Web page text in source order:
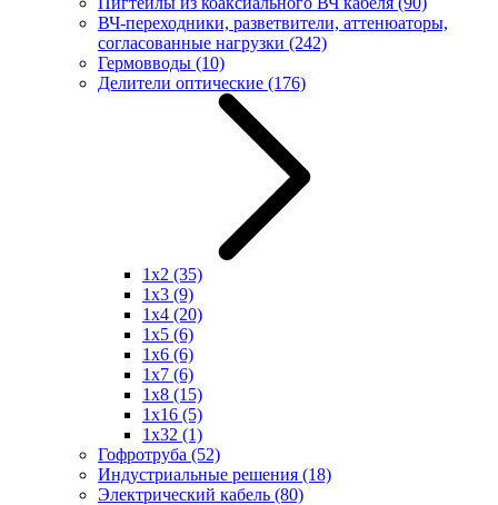
ВЧ-переходники, разветвители, аттенюаторы,
согласованные нагрузки (242)
Гермовводы (10)
Делители оптические (176)
1x2 (35)
1x3 (9)
1x4 (20)
1x5 (6)
1x6 (6)
1x7 (6)
1x8 (15)
1x16 (5)
1x32 (1)
Гофротруба (52)
Индустриальные решения (18)
Электрический кабель (80)